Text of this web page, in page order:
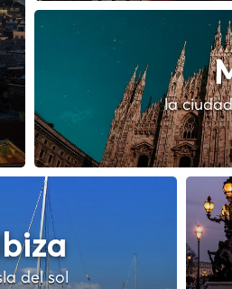
la
del sol